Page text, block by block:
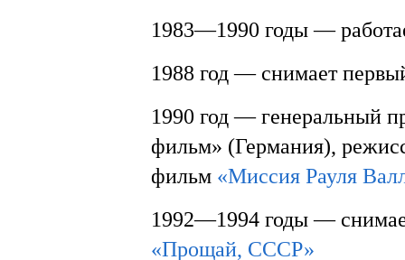
1983—1990 годы —
1988 год — снимает
1990 год — генеральный
фильм» (Германия),
фильм «Миссия Рауля
1992—1994 годы —
«Прощай, СССР»